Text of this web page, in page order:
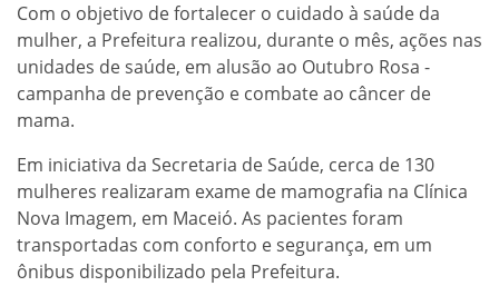
Com o objetivo de fortalecer o cuidado à saúde da
mulher, a Prefeitura realizou, durante o mês, ações nas
unidades de saúde, em alusão ao Outubro Rosa -
campanha de prevenção e combate ao câncer de
mama.
Em iniciativa da Secretaria de Saúde, cerca de 130
mulheres realizaram exame de mamografia na Clínica
Nova Imagem, em Maceió. As pacientes foram
transportadas com conforto e segurança, em um
ônibus disponibilizado pela Prefeitura.